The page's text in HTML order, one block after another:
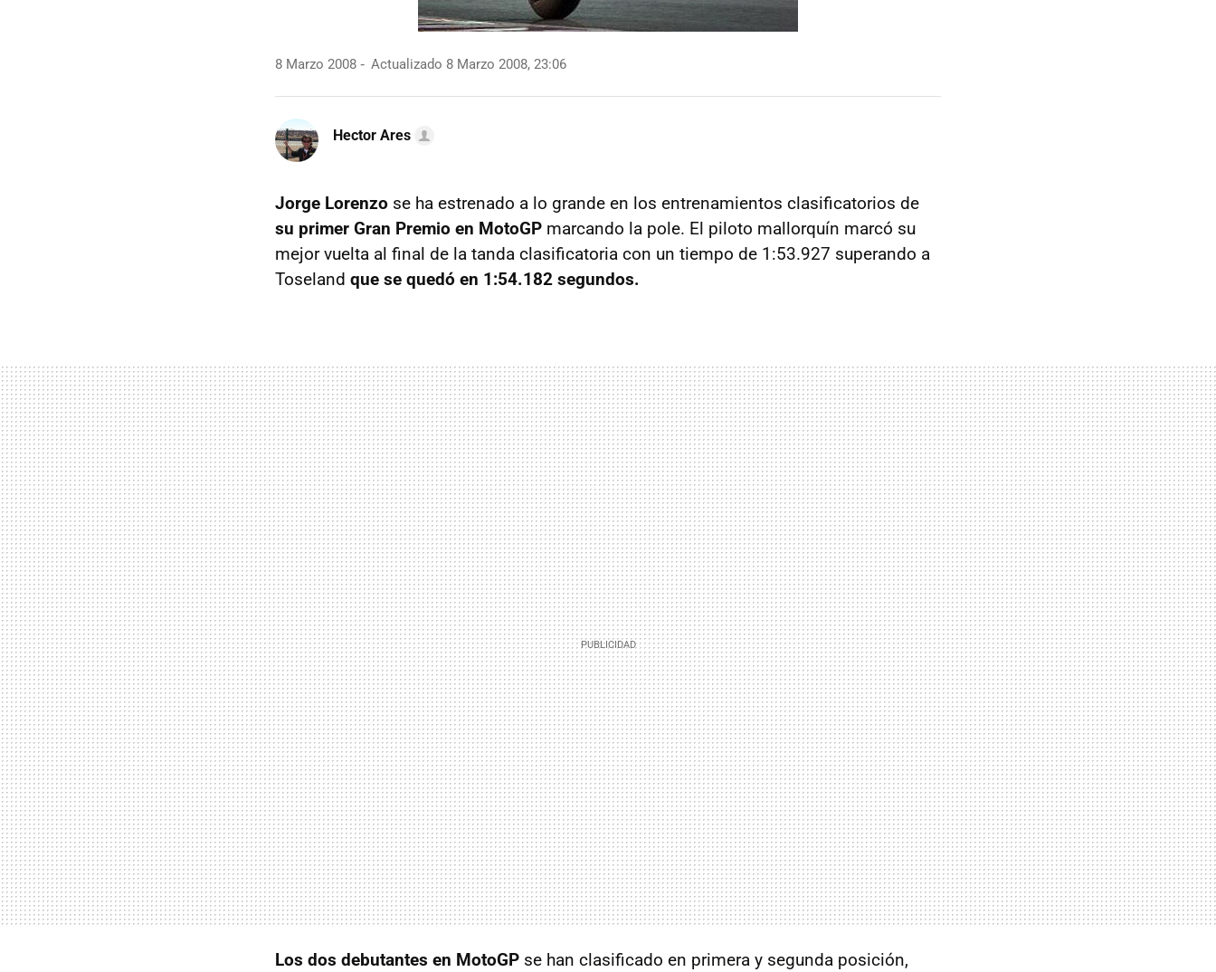
8 Marzo 2008 Actualizado 8 Marzo 2008, 23:06
Hector Ares
Jorge Lorenzo se ha estrenado a lo grande en los entrenamientos clasificatorios de
su primer Gran Premio en MotoGP marcando la pole. El piloto mallorquín marcó su
mejor vuelta al final de la tanda clasificatoria con un tiempo de 1:53.927 superando a
Toseland que se quedó en 1:54.182 segundos.
Los dos debutantes en MotoGP se han clasificado en primera y segunda posición,